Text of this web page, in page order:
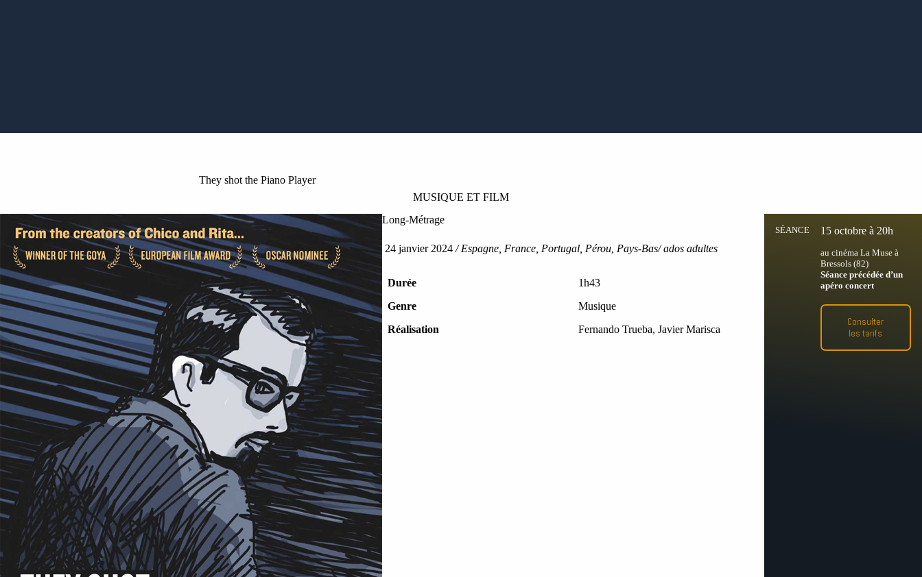
They shot the Piano Player
MUSIQUE ET FILM
Long-Métrage
24 janvier 2024 /Espagne, France, Portugal, Pérou, Pays-Bas/ ados adultes
Durée
1h43
Genre
Musique
Réalisation
Fernando Trueba, Javier Marisca
SÉANCE 15 octobre à 20h
au cinéma La Muse à
Bressols (82)
Séance précédée d’un
apéro concert
Consulter
les tarifs